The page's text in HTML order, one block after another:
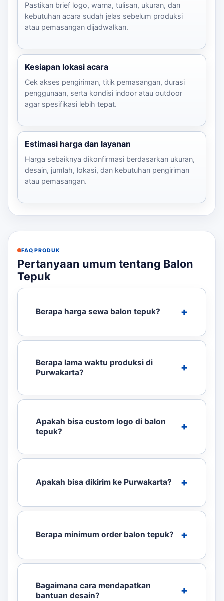
Pastikan brief logo, warna, tulisan, ukuran, dan
kebutuhan acara sudah jelas sebelum produksi
atau pemasangan dijadwalkan.
Kesiapan lokasi acara
Cek akses pengiriman, titik pemasangan, durasi
penggunaan, serta kondisi indoor atau outdoor
agar spesifikasi lebih tepat.
Estimasi harga dan layanan
Harga sebaiknya dikonfirmasi berdasarkan ukuran,
desain, jumlah, lokasi, dan kebutuhan pengiriman
atau pemasangan.
FAQ PRODUK
Pertanyaan umum tentang Balon
Tepuk
Berapa harga sewa balon tepuk?
Berapa lama waktu produksi di
Purwakarta?
Apakah bisa custom logo di balon
tepuk?
Apakah bisa dikirim ke Purwakarta?
Berapa minimum order balon tepuk?
Bagaimana cara mendapatkan
bantuan desain?